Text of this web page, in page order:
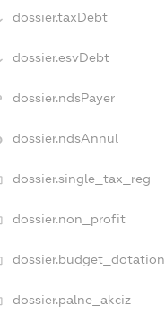
dossier.taxDebt
dossier.esvDebt
dossier.ndsPayer
dossier.ndsAnnul
dossier.single_tax_reg
dossier.non_profit
dossier.budget_dotation
dossier.palne_akciz